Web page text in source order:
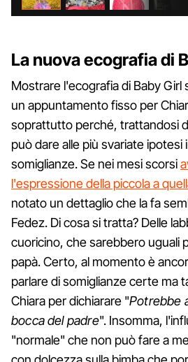
La nuova ecografia di
Mostrare l'ecografia di Baby Girl
un appuntamento fisso per
soprattutto perché, trattandosi
può dare alle più svariate ipotesi
somiglianze. Se nei mesi scorsi
l'espressione della piccola a
notato un dettaglio che la fa
Fedez. Di cosa si tratta? Delle
cuoricino, che sarebbero uguali
papà. Certo, al momento è
parlare di somiglianze certe ma
Chiara per dichiarare "Potrebbe
bocca del padre". Insomma,
"normale" che non può fare a